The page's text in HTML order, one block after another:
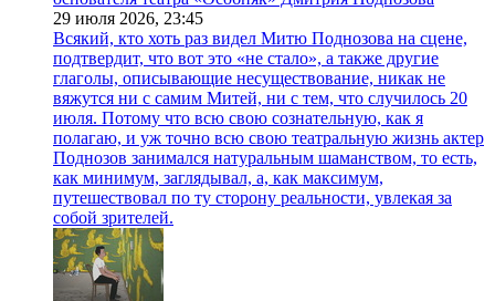
29 июля 2026, 23:45
Всякий, кто хоть раз видел Митю Поднозова на сцене,
подтвердит, что вот это «не стало», а также другие
глаголы, описывающие несуществование, никак не
вяжутся ни с самим Митей, ни с тем, что случилось 20
июля. Потому что всю свою сознательную, как я
полагаю, и уж точно всю свою театральную жизнь актер
Поднозов занимался натуральным шаманством, то есть,
как минимум, заглядывал, а, как максимум,
путешествовал по ту сторону реальности, увлекая за
собой зрителей.